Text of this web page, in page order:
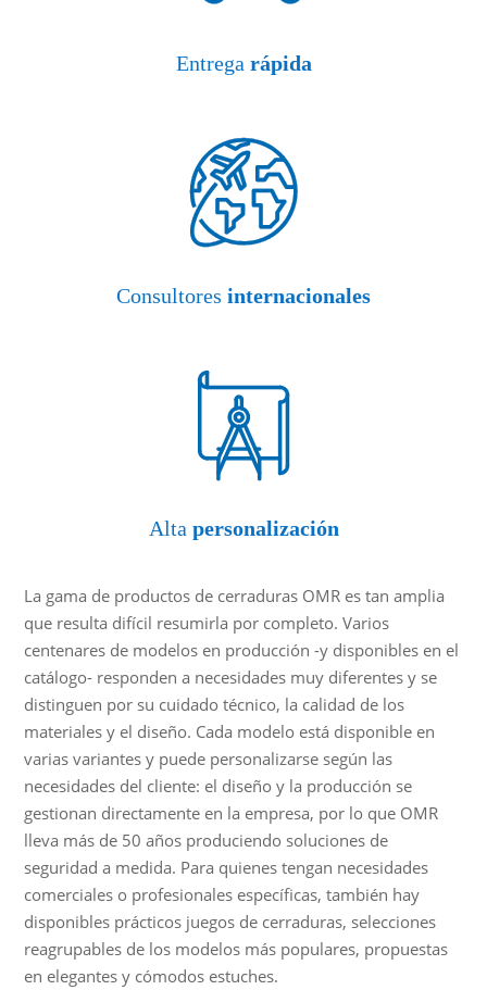
Entrega rápida
Consultores internacionales
Alta personalización
La gama de productos de cerraduras OMR es tan amplia
que resulta difícil resumirla por completo. Varios
centenares de modelos en producción -y disponibles en el
catálogo- responden a necesidades muy diferentes y se
distinguen por su cuidado técnico, la calidad de los
materiales y el diseño. Cada modelo está disponible en
varias variantes y puede personalizarse según las
necesidades del cliente: el diseño y la producción se
gestionan directamente en la empresa, por lo que OMR
lleva más de 50 años produciendo soluciones de
seguridad a medida. Para quienes tengan necesidades
comerciales o profesionales específicas, también hay
disponibles prácticos juegos de cerraduras, selecciones
reagrupables de los modelos más populares, propuestas
en elegantes y cómodos estuches.